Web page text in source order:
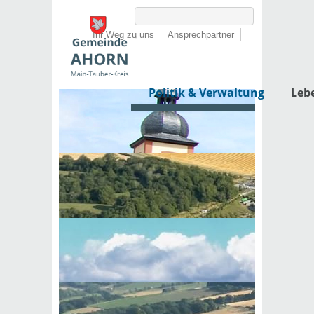
Ihr Weg zu uns Ansprechpartner
Politik & Verwaltung
Startseite › Politik & Verwaltung› Rathaus
Behördenwegweiser
Externe Organisationseinheit